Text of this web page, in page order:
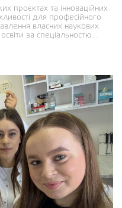
проєктах та інноваційних
для професійного
власних наукових
за спеціальностю…